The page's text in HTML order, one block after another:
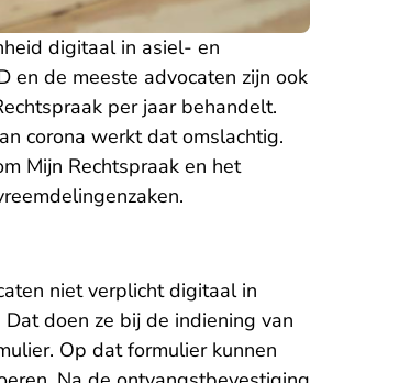
digitaal in asiel- en
en de meeste advocaten zijn ook
per jaar behandelt.
corona werkt dat omslachtig.
Mijn Rechtspraak en het
niet verplicht digitaal in
doen ze bij de indiening van
Op dat formulier kunnen